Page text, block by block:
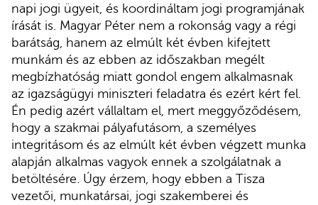
napi jogi ügyeit, és koordináltam jogi programjának
írását is. Magyar Péter nem a rokonság vagy a régi
barátság, hanem az elmúlt két évben kifejtett
munkám és az ebben az időszakban megélt
megbízhatóság miatt gondol engem alkalmasnak
az igazságügyi miniszteri feladatra és ezért kért fel.
Én pedig azért vállaltam el, mert meggyőződésem,
hogy a szakmai pályafutásom, a személyes
integritásom és az elmúlt két évben végzett munka
alapján alkalmas vagyok ennek a szolgálatnak a
betöltésére. Úgy érzem, hogy ebben a Tisza
vezetői, munkatársai, jogi szakemberei és